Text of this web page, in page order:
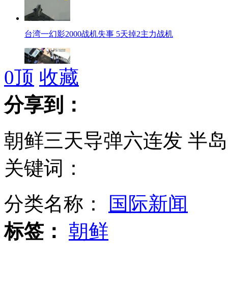
台湾一幻影2000战机失事 5天掉2主力战机
沈阳排水井现女尸 多处遭捆绑
山东章丘炸药厂爆炸致13人遇难
李连杰:不能要求公益组织里全是雷锋
0顶 收藏
分享到：
朝鲜三天导弹六连发 半
关键词：
分类名称：
国际新闻
标签： 朝鲜